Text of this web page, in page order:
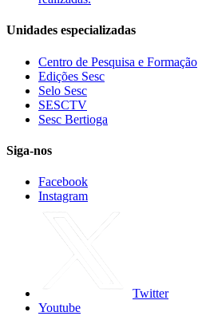
Unidades especializadas
Centro de Pesquisa e Formação
Edições Sesc
Selo Sesc
SESCTV
Sesc Bertioga
Siga-nos
Facebook
Instagram
Twitter
Youtube